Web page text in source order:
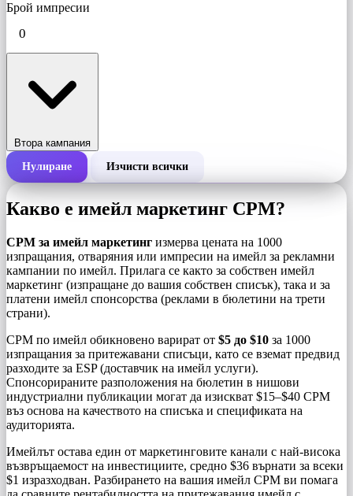
Брой импресии
Втора кампания
Обща цена на кампания
Брой импресии
Нулиране Изчисти всички
Какво е имейл маркетинг CPM?
CPM за имейл маркетинг измерва цената на 1000
изпращания, отваряния или импресии на имейл за рекламни
кампании по имейл. Прилага се както за собствен имейл
маркетинг (изпращане до вашия собствен списък), така и за
платени имейл спонсорства (реклами в бюлетини на трети
страни).
CPM по имейл обикновено варират от $5 до $10 за 1000
изпращания за притежавани списъци, като се вземат предвид
разходите за ESP (доставчик на имейл услуги).
Спонсорираните разположения на бюлетин в нишови
индустриални публикации могат да изискват $15–$40 CPM
въз основа на качеството на списъка и спецификата на
аудиторията.
Имейлът остава един от маркетинговите канали с най-висока
възвръщаемост на инвестициите, средно $36 върнати за всеки
$1 изразходван. Разбирането на вашия имейл CPM ви помага